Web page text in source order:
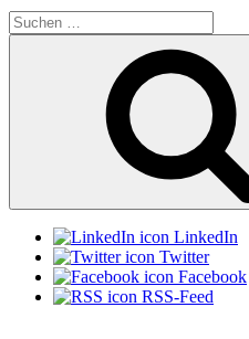
Suchen
nach:
LinkedIn
Twitter
Facebook
RSS-Feed